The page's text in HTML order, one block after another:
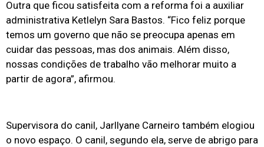
Outra que ficou satisfeita com a reforma foi a auxiliar
administrativa Ketlelyn Sara Bastos. “Fico feliz porque
temos um governo que não se preocupa apenas em
cuidar das pessoas, mas dos animais. Além disso,
nossas condições de trabalho vão melhorar muito a
partir de agora”, afirmou.
Supervisora do canil, Jarllyane Carneiro também elogiou
o novo espaço. O canil, segundo ela, serve de abrigo para